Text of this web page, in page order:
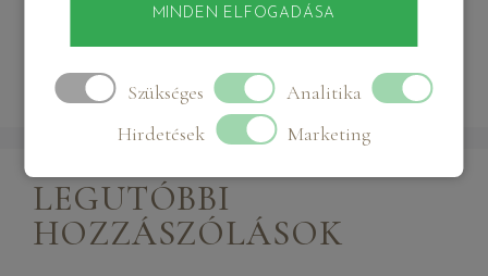
MINDEN ELFOGADÁSA
Szükséges
Analitika
Hirdetések
Marketing
Hogyan formálja az önképet a stúdióvilágítás?
Céges fotózás, ami nemcsak jól néz ki, hanem üzletet
hoz
LEGUTÓBBI
HOZZÁSZÓLÁSOK